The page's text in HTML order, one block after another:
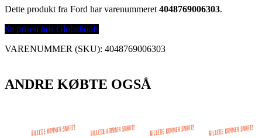
Dette produkt fra Ford har varenummeret 4048769006303.
Se prisen hos Globaltools
VARENUMMER (SKU): 4048769006303
ANDRE KØBTE OGSÅ